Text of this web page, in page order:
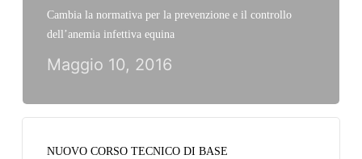
Cambia la normativa per la prevenzione e il controllo
dell’anemia infettiva equina
Maggio 10, 2016
NUOVO CORSO TECNICO DI BASE